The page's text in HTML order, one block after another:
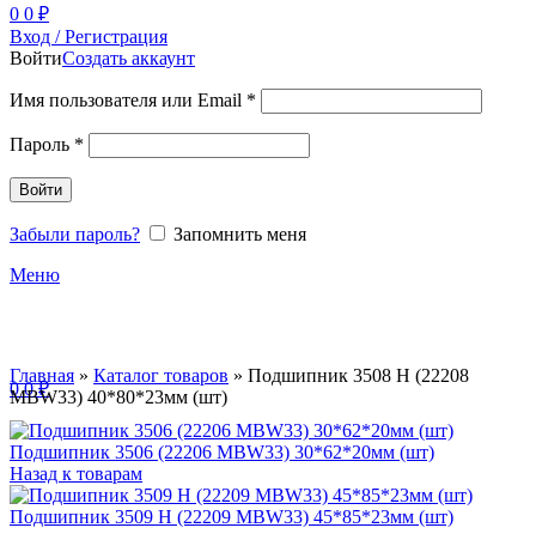
0 0 ₽
Вход / Регистрация
ВойтиСоздать аккаунт
Имя пользователя или Email *
Пароль *
Войти
Забыли пароль?
Запомнить меня
Меню
00₽
Главная » Каталог товаров » Подшипник 3508 Н (22208
MBW33) 40*80*23мм (шт)
Подшипник 3506 (22206 MBW33) 30*62*20мм (шт)
Назад к товарам
Подшипник 3509 Н (22209 MBW33) 45*85*23мм (шт)